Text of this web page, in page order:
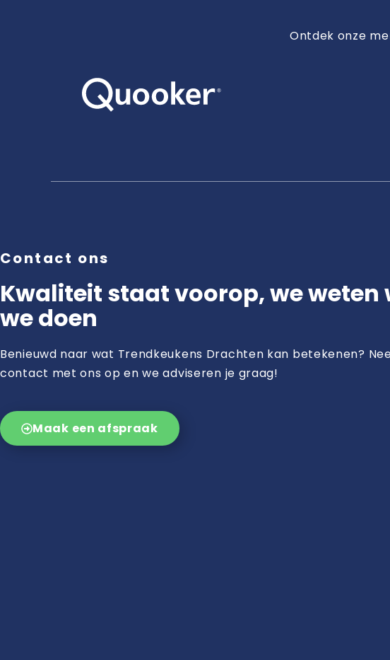
Ontdek onze
Contact ons
Kwaliteit staat voorop, we weten
we doen
Benieuwd naar wat Trendkeukens Drachten kan betekenen?
contact met ons op en we adviseren je graag!
Maak een afspraak